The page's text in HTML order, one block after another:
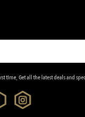
time, Get all the latest deals and